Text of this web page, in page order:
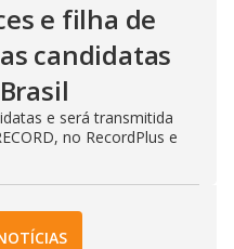
e filha de
candidatas
e será transmitida
no RecordPlus e